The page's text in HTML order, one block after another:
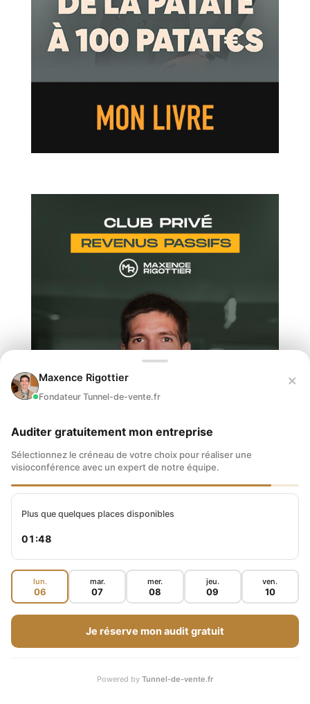
Maxence Rigottier
Fondateur Tunnel-de-vente.fr
×
Auditer gratuitement mon entreprise
Sélectionnez le créneau de votre choix pour réaliser une
visioconférence avec un expert de notre équipe.
Plus que quelques places disponibles
01:47
lun.
06
mar.
07
mer.
08
jeu.
09
ven.
10
Je réserve mon audit gratuit
Powered by Tunnel-de-vente.fr